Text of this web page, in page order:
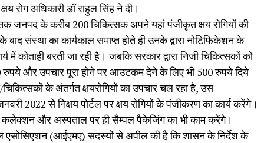
रोग अधिकारी डॉ राहुल सिंह ने दी।
तक जनपद के करीब 200 चिकित्सक अपने यहां पंजीकृत क्षय रोगियों की
संस्था का कार्यकाल समाप्त होते ही उनके द्वारा नोटिफिकेशन के
में कोताही बरती जा रही है। जबकि सरकार द्वारा निजी चिकित्सकों को
रुपये और उपचार पूरा होने पर आउटकम देने के लिए भी 500 रुपये दिये
के अंतर्गत क्षयरोगियों का उपचार चल रहा है, उस
2022 से निक्षय पोर्टल पर क्षय रोगियों के पंजीकरण का कार्य करेंगे।
और अस्पताल पर ही सैम्पल पैकेजिंग का भी काम करेंगे।
एसोसिएशन (आईएमए) सदस्यों से अपील की है कि शासन के निर्देश के